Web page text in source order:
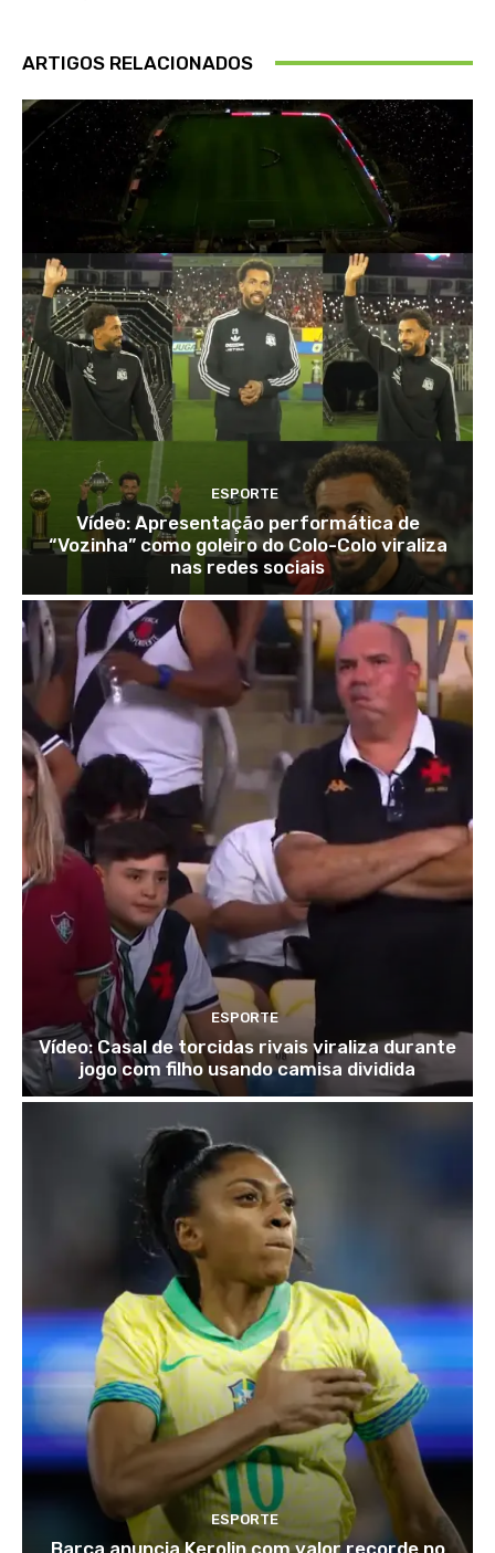
ARTIGOS RELACIONADOS
ESPORTE
Vídeo: Apresentação performática de
“Vozinha” como goleiro do Colo-Colo viraliza
nas redes sociais
ESPORTE
Vídeo: Casal de torcidas rivais viraliza durante
jogo com filho usando camisa dividida
ESPORTE
Barça anuncia Kerolin com valor recorde no